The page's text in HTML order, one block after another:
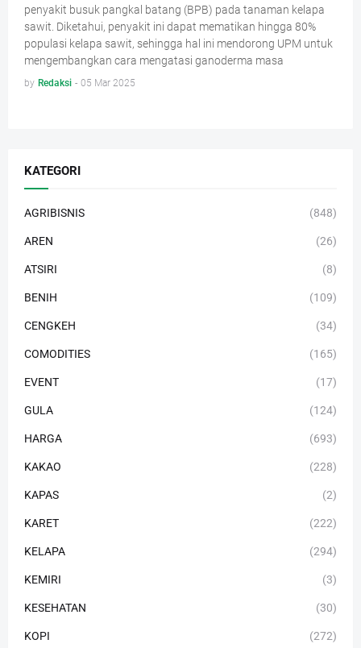
penyakit busuk pangkal batang (BPB) pada tanaman kelapa
sawit. Diketahui, penyakit ini dapat mematikan hingga 80%
populasi kelapa sawit, sehingga hal ini mendorong UPM untuk
mengembangkan cara mengatasi ganoderma masa
by Redaksi - 05 Mar 2025
KATEGORI
AGRIBISNIS (848)
AREN (26)
ATSIRI (8)
BENIH (109)
CENGKEH (34)
COMODITIES (165)
EVENT (17)
GULA (124)
HARGA (693)
KAKAO (228)
KAPAS (2)
KARET (222)
KELAPA (294)
KEMIRI (3)
KESEHATAN (30)
KOPI (272)